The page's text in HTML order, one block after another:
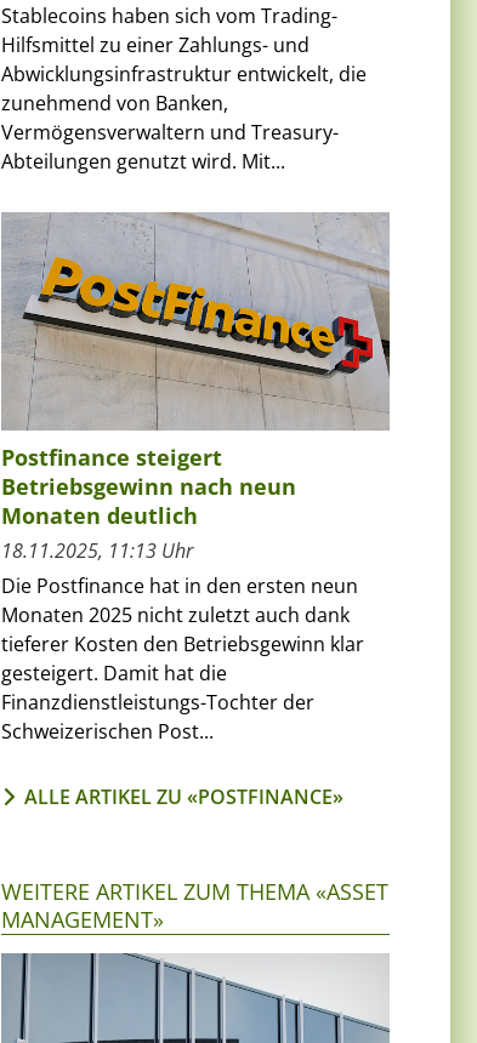
Stablecoins haben sich vom Trading-
Hilfsmittel zu einer Zahlungs- und
Abwicklungsinfrastruktur entwickelt, die
zunehmend von Banken,
Vermögensverwaltern und Treasury-
Abteilungen genutzt wird. Mit...
Postfinance steigert
Betriebsgewinn nach neun
Monaten deutlich
18.11.2025, 11:13 Uhr
Die Postfinance hat in den ersten neun
Monaten 2025 nicht zuletzt auch dank
tieferer Kosten den Betriebsgewinn klar
gesteigert. Damit hat die
Finanzdienstleistungs-Tochter der
Schweizerischen Post...
ALLE ARTIKEL ZU «POSTFINANCE»
WEITERE ARTIKEL ZUM THEMA «ASSET
MANAGEMENT»